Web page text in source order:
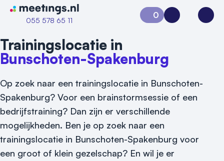
Naar home van Meetings
055 578 65 11
Vraag locatie aan
0
Aanvraag 0Inloggen
Trainingslocatie in
Bunschoten-Spakenburg
Op zoek naar een trainingslocatie in Bunschoten-
Spakenburg? Voor een brainstormsessie of een
bedrijfstraining? Dan zijn er verschillende
mogelijkheden. Ben je op zoek naar een
trainingslocatie in Bunschoten-Spakenburg voor
een groot of klein gezelschap? En wil je er